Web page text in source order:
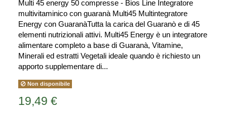
Multi 45 energy 50 compresse - Bios Line Integratore
multivitaminico con guaranà Multi45 Multintegratore
Energy con GuaranàTutta la carica del Guaranò e di 45
elementi nutrizionali attivi. Multi45 Energy è un integratore
alimentare completo a base di Guaranà, Vitamine,
Minerali ed estratti Vegetali ideale quando è richiesto un
apporto supplementare di...
Non disponibile
19,49 €